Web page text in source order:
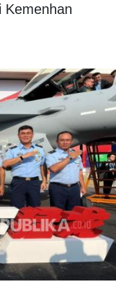
Kemenhan